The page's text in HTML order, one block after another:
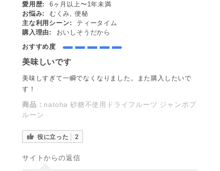
愛用歴:
6ヶ月以上〜1年未満
お悩み:
むくみ, 便秘
主な利用シーン:
ティータイム
購入理由:
おいしそうだから
おすすめ度
美味しいです
美味しすぎて一瞬でなくなりました。また購入したいで
す！
商品： natoha 砂糖不使用ドライフルーツ ジャンボプ
ルーン
役に立った 2
サイトからの返信